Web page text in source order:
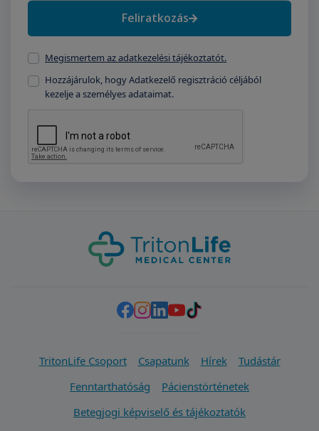
Feliratkozás
Megismertem az adatkezelési tájékoztatót.
Hozzájárulok, hogy Adatkezelő regisztráció céljából
kezelje a személyes adataimat.
TritonLife Csoport Csapatunk Hírek
Tudástár
Fenntarthatóság
Pácienstörténetek
Betegjogi képviselő és tájékoztatók